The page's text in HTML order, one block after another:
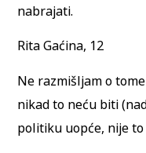
nabrajati.
Rita Gaćina, 12
Ne razmišljam o
nikad to neću biti
politiku uopće, nije to